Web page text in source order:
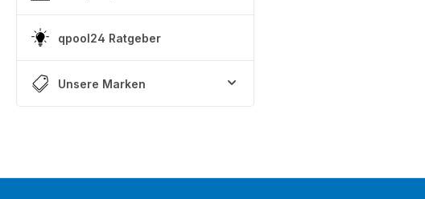
qpool24 Ratgeber
Unsere Marken